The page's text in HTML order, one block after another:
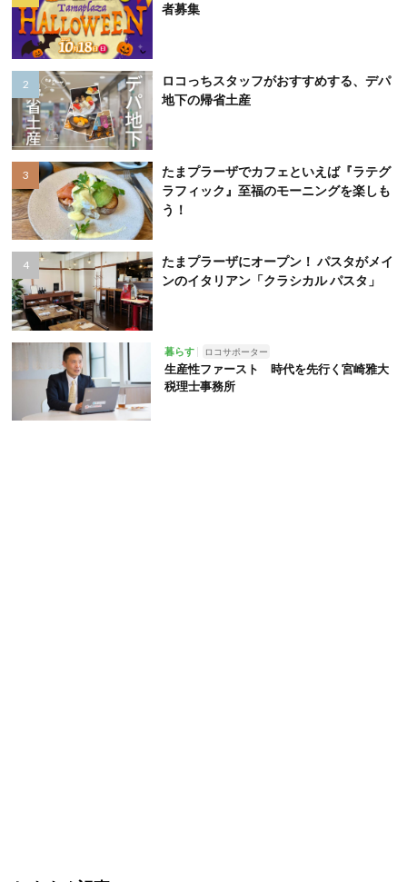
者募集
ロコっちスタッフがおすすめする、デパ
地下の帰省土産
たまプラーザでカフェといえば『ラテグ
ラフィック』至福のモーニングを楽しも
う！
たまプラーザにオープン！ パスタがメイ
ンのイタリアン「クラシカル パスタ」
暮らす ロコサポーター
生産性ファースト 時代を先行く宮崎雅大
税理士事務所